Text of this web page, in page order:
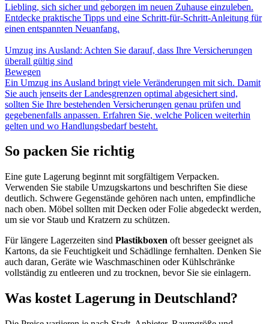
Liebling, sich sicher und geborgen im neuen Zuhause einzuleben.
Entdecke praktische Tipps und eine Schritt-für-Schritt-Anleitung für
einen entspannten Neuanfang.
Umzug ins Ausland: Achten Sie darauf, dass Ihre Versicherungen
überall gültig sind
Bewegen
Ein Umzug ins Ausland bringt viele Veränderungen mit sich. Damit
Sie auch jenseits der Landesgrenzen optimal abgesichert sind,
sollten Sie Ihre bestehenden Versicherungen genau prüfen und
gegebenenfalls anpassen. Erfahren Sie, welche Policen weiterhin
gelten und wo Handlungsbedarf besteht.
So packen Sie richtig
Eine gute Lagerung beginnt mit sorgfältigem Verpacken.
Verwenden Sie stabile Umzugskartons und beschriften Sie diese
deutlich. Schwere Gegenstände gehören nach unten, empfindliche
nach oben. Möbel sollten mit Decken oder Folie abgedeckt werden,
um sie vor Staub und Kratzern zu schützen.
Für längere Lagerzeiten sind Plastikboxen oft besser geeignet als
Kartons, da sie Feuchtigkeit und Schädlinge fernhalten. Denken Sie
auch daran, Geräte wie Waschmaschinen oder Kühlschränke
vollständig zu entleeren und zu trocknen, bevor Sie sie einlagern.
Was kostet Lagerung in Deutschland?